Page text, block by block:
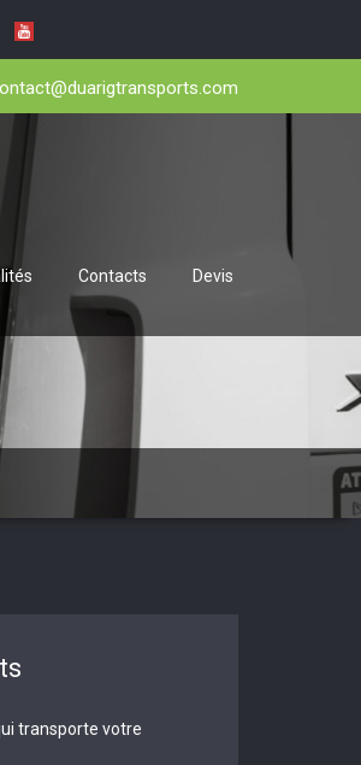
Contacts Devis
transporte votre